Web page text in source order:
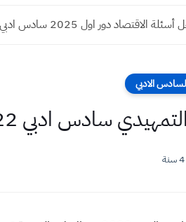
الاقتصاد دور اول 2025 سادس ادبي
الادبي
سادس ادبي 2022 مع الحل